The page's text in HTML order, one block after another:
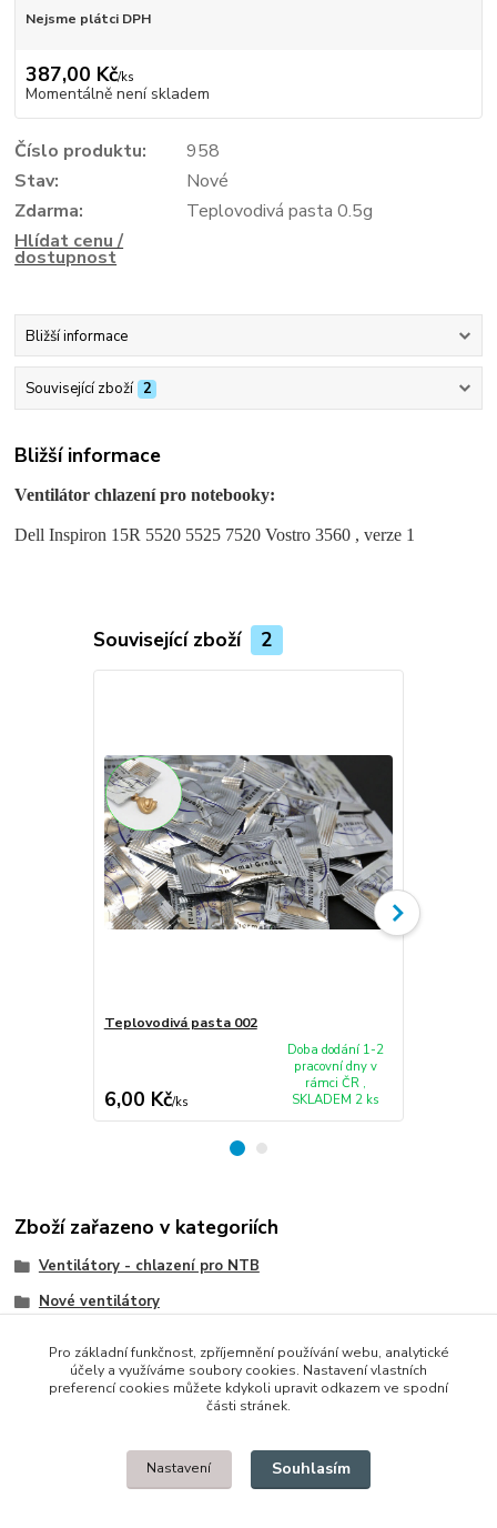
Nejsme plátci DPH
387,00 Kč/ks
Momentálně není skladem
Číslo produktu:
958
Stav:
Nové
Zdarma:
Teplovodivá pasta 0.5g
Hlídat cenu /
dostupnost
Bližší informace
Související zboží 2
Bližší informace
Ventilátor chlazení pro notebooky:
Dell Inspiron 15R 5520 5525 7520 Vostro 3560 , verze 1
Související zboží 2
Teplovodivá pasta 002
6,00 Kč/ks
Doba dodání 1-2
pracovní dny v
rámci ČR ,
SKLADEM 2 ks
Zboží zařazeno v kategoriích
Ventilátory - chlazení pro NTB
Nové ventilátory
© 2014 - 2025 Díly pro notebooky
Upravit sběr cookies.
Pro základní funkčnost, zpříjemnění používání webu, analytické
účely a využíváme soubory cookies. Nastavení vlastních
preferencí cookies můžete kdykoli upravit odkazem ve spodní
části stránek.
Nastavení Souhlasím